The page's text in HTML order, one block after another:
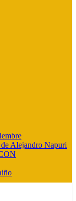
Alejandro Napuri